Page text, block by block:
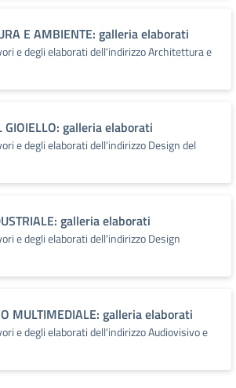
E AMBIENTE: galleria elaborati
e degli elaborati dell'indirizzo Architettura e
GIOIELLO: galleria elaborati
e degli elaborati dell'indirizzo Design del
galleria elaborati
e degli elaborati dell'indirizzo Design
MULTIMEDIALE: galleria elaborati
e degli elaborati dell'indirizzo Audiovisivo e